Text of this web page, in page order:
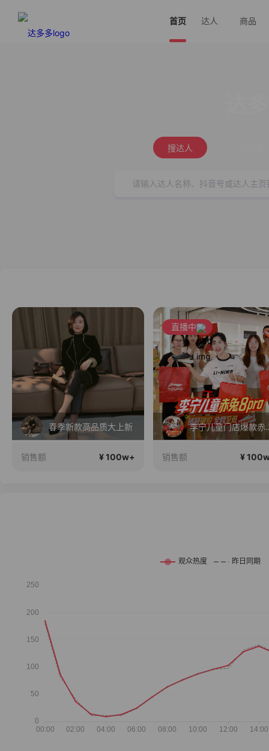
首页 达人 商品
搜达人
春季新款高品质大上新
销售额 ¥ 100w+
直播中
李宁儿童门店爆
销售额 ¥